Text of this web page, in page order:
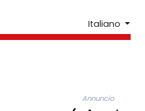
Italiano
Annuncio